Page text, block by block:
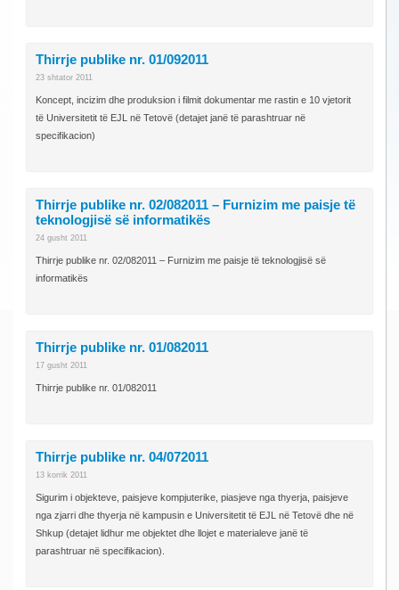
Thirrje publike nr. 01/092011
23 shtator 2011
Koncept, incizim dhe produksion i filmit dokumentar me rastin e 10 vjetorit
të Universitetit të EJL në Tetovë (detajet janë të parashtruar në
specifikacion)
Thirrje publike nr. 02/082011 – Furnizim me paisje të
teknologjisë së informatikës
24 gusht 2011
Thirrje publike nr. 02/082011 – Furnizim me paisje të teknologjisë së
informatikës
Thirrje publike nr. 01/082011
17 gusht 2011
Thirrje publike nr. 01/082011
Thirrje publike nr. 04/072011
13 korrik 2011
Sigurim i objekteve, paisjeve kompjuterike, piasjeve nga thyerja, paisjeve
nga zjarri dhe thyerja në kampusin e Universitetit të EJL në Tetovë dhe në
Shkup (detajet lidhur me objektet dhe llojet e materialeve janë të
parashtruar në specifikacion).